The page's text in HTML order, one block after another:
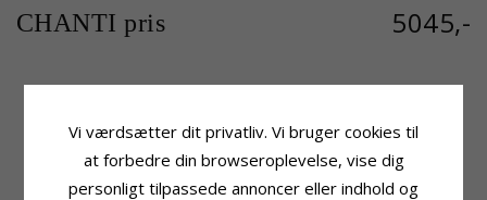
CHANTI pris 5045,-
Produktinformation
Diamantvedhæng
14
Ædelmetal: Guld
Sten
Slibning: Brillantsleben
Sten:Diamant
Vi værdsætter dit privatliv. Vi bruger cookies til
at forbedre din browseroplevelse, vise dig
personligt tilpassede annoncer eller indhold og